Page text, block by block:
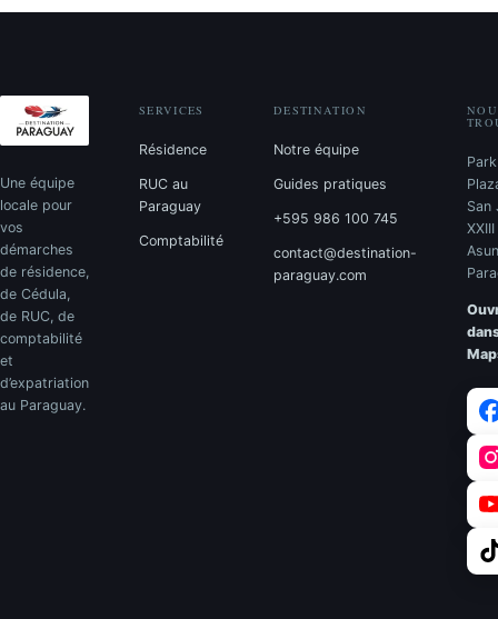
Une équipe
locale pour
vos
démarches
de résidence,
de Cédula,
de RUC, de
comptabilité
et
d’expatriation
au Paraguay.
SERVICES
Résidence
RUC au
Paraguay
Comptabilité
DESTINATION
Notre équipe
Guides pratiques
+595 986 100 745
contact@destination-
paraguay.com
Park
San